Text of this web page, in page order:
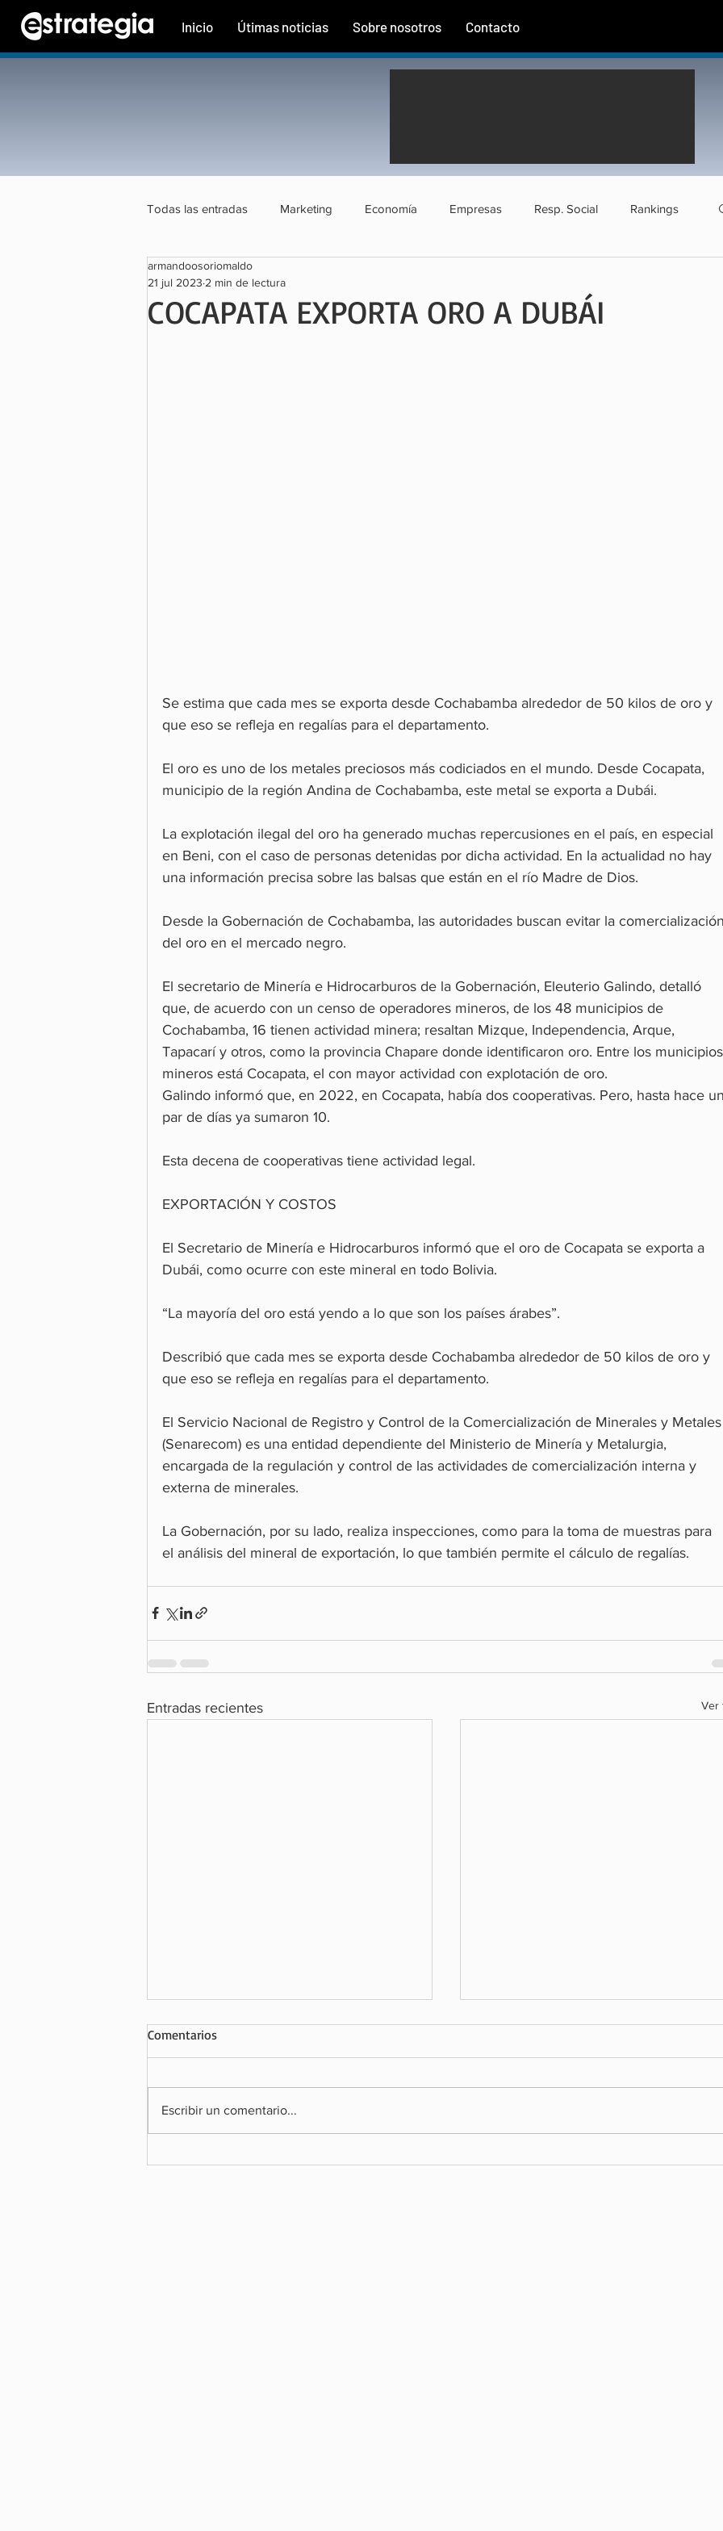
Inicio Útimas noticias Sobre nosotros Contacto
Todas las entradas Marketing Economía Empresas Resp. Social Rankings
Tecnología
COCAPATA EXPORTA ORO A DUBÁI
armandoosoriomaldo
21 jul 2023 2 min de lectura
Se estima que cada mes se exporta desde Cochabamba alrededor de 50 kilos de oro y
que eso se refleja en regalías para el departamento.
El oro es uno de los metales preciosos más codiciados en el mundo. Desde Cocapata,
municipio de la región Andina de Cochabamba, este metal se exporta a Dubái.
La explotación ilegal del oro ha generado muchas repercusiones en el país, en especial
en Beni, con el caso de personas detenidas por dicha actividad. En la actualidad no hay
una información precisa sobre las balsas que están en el río Madre de Dios.
Desde la Gobernación de Cochabamba, las autoridades buscan evitar la
del oro en el mercado negro.
El secretario de Minería e Hidrocarburos de la Gobernación, Eleuterio Galindo, detalló
que, de acuerdo con un censo de operadores mineros, de los 48 municipios de
Cochabamba, 16 tienen actividad minera; resaltan Mizque, Independencia, Arque,
Tapacarí y otros, como la provincia Chapare donde identificaron oro. Entre los
mineros está Cocapata, el con mayor actividad con explotación de oro.
Galindo informó que, en 2022, en Cocapata, había dos cooperativas. Pero, hasta hace
par de días ya sumaron 10.
Esta decena de cooperativas tiene actividad legal.
EXPORTACIÓN Y COSTOS
El Secretario de Minería e Hidrocarburos informó que el oro de Cocapata se exporta a
Dubái, como ocurre con este mineral en todo Bolivia.
“La mayoría del oro está yendo a lo que son los países árabes”.
Describió que cada mes se exporta desde Cochabamba alrededor de 50 kilos de oro y
que eso se refleja en regalías para el departamento.
El Servicio Nacional de Registro y Control de la Comercialización de Minerales y
(Senarecom) es una entidad dependiente del Ministerio de Minería y Metalurgia,
encargada de la regulación y control de las actividades de comercialización interna y
externa de minerales.
La Gobernación, por su lado, realiza inspecciones, como para la toma de muestras para
el análisis del mineral de exportación, lo que también permite el cálculo de regalías.
Entradas recientes Ver
Comentarios
Escribir un comentario...